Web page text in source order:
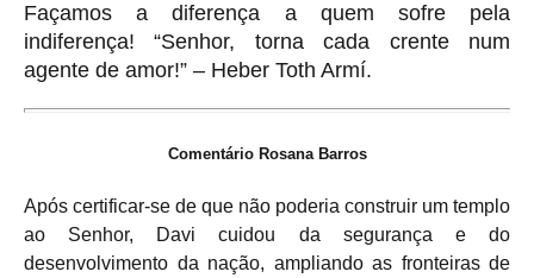
Façamos a diferença a quem sofre pela
indiferença! “Senhor, torna cada crente num
agente de amor!” – Heber Toth Armí.
Comentário Rosana Barros
Após certificar-se de que não poderia construir um templo
ao Senhor, Davi cuidou da segurança e do
desenvolvimento da nação, ampliando as fronteiras de